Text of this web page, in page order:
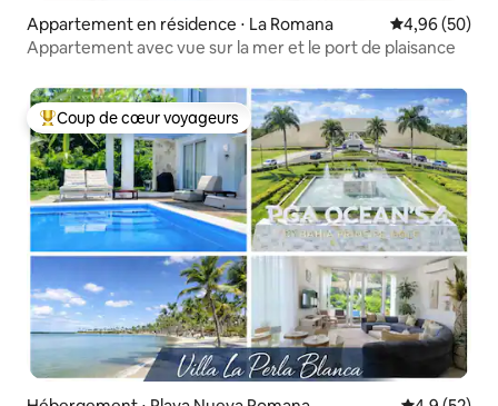
Appartement en résidence ⋅ La Romana Évaluation
4,96 (50)
Appartement avec vue sur la mer et le port de plaisance
Coups de cœur voyageurs les plus appréciés
Coup de cœur voyageurs